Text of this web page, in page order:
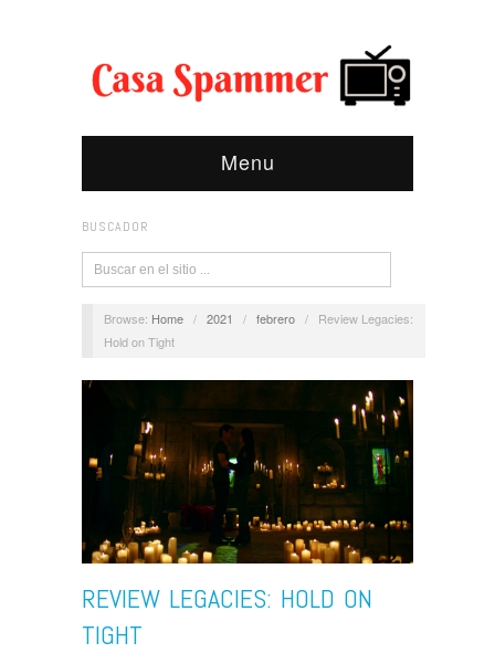
Menu
BUSCADOR
Browse: Home / 2021 / febrero /
Review Legacies:
Hold on Tight
REVIEW LEGACIES: HOLD ON
TIGHT